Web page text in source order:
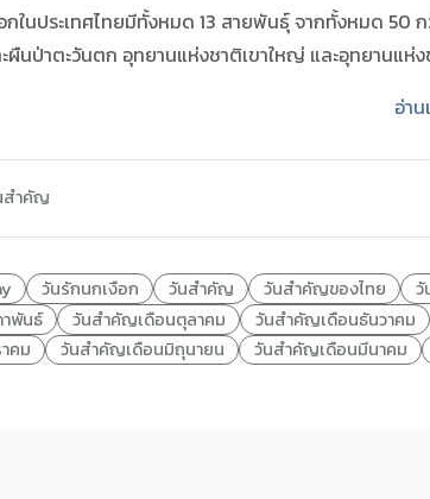
ประเทศไทยมีทั้งหมด 13 สายพันธุ์ จากทั้งหมด 50
ผืนป่าตะวันตก อุทยานแห่งชาติเขาใหญ่ และอุทยานแ
อ่า
สำคัญ
วันรักนกเงือก วันสำคัญ วันสำคัญของไทย
พันธ์
วันสำคัญเดือนตุลาคม วันสำคัญเดือนธันวาคม
คม
วันสำคัญเดือนมิถุนายน วันสำคัญเดือนมีนาคม